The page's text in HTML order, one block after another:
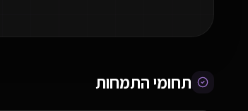
תחומי התמחות